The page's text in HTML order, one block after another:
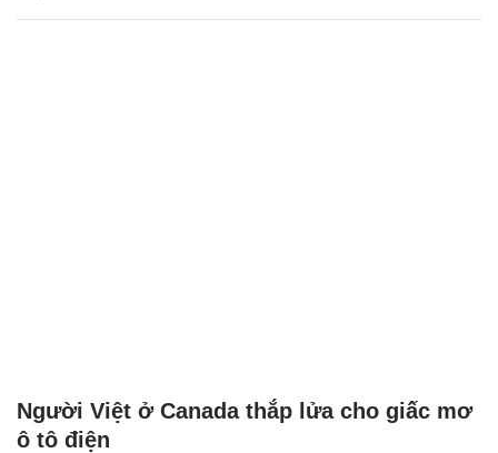
Người Việt ở Canada thắp lửa cho giấc mơ
ô tô điện